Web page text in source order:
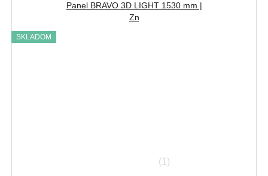
Panel BRAVO 3D LIGHT 1530 mm |
Zn
SKLADOM
(1)